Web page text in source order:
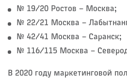
№ 19/20 Ростов – ​Москва;
№ 22/21 Москва –
№ 42/41 Москва – ​Саранск;
№ 116/115 Москва –
В 2020 году маркетинговой